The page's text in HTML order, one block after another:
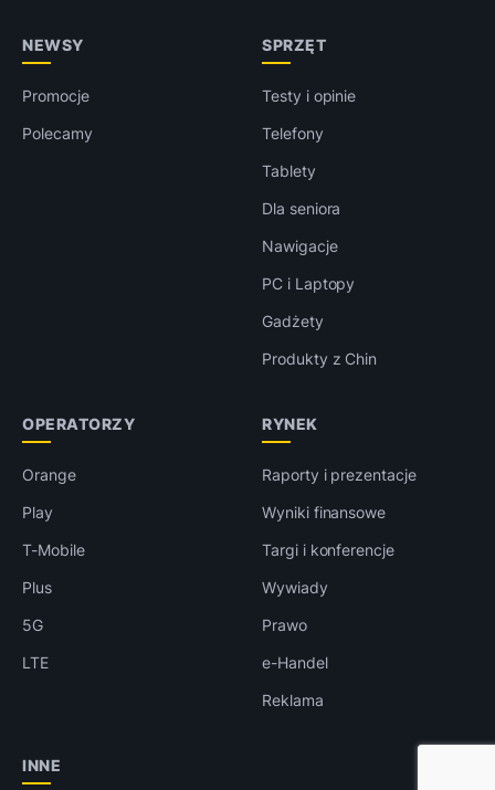
NEWSY
Promocje
Polecamy
SPRZĘT
Testy i opinie
Telefony
Tablety
Dla seniora
Nawigacje
PC i Laptopy
Gadżety
Produkty z Chin
OPERATORZY
Orange
Play
T-Mobile
Plus
5G
LTE
RYNEK
Raporty i prezentacje
Wyniki finansowe
Targi i konferencje
Wywiady
Prawo
e-Handel
Reklama
INNE